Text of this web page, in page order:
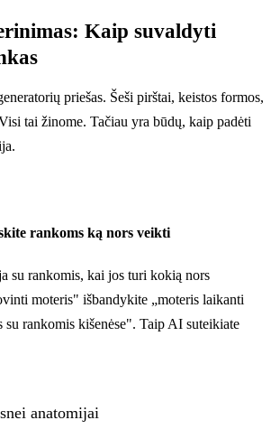
Kaip suvaldyti
priešas. Šeši pirštai, keistos formos,
tai žinome. Tačiau yra būdų, kaip padėti
rankoms ką nors veikti
su rankomis, kai jos turi kokią nors
moteris" išbandykite „moteris laikanti
su rankomis kišenėse". Taip AI suteikiate
anatomijai